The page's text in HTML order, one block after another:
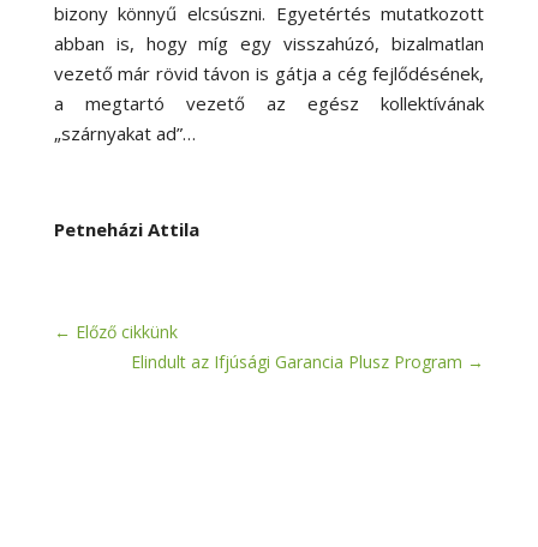
bizony könnyű elcsúszni. Egyetértés mutatkozott
abban is, hogy míg egy visszahúzó, bizalmatlan
vezető már rövid távon is gátja a cég fejlődésének,
a megtartó vezető az egész kollektívának
„szárnyakat ad”…
Petneházi Attila
← Előző cikkünk
Elindult az Ifjúsági Garancia Plusz Program →